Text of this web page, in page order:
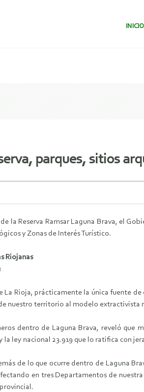
INICIO
parques, sitios
la Reserva Ramsar Laguna Brava, el
y Zonas de Interés Turístico.
Riojanas
Rioja, prácticamente la única fuente
nuestro territorio al modelo extractivista
dentro de Laguna Brava, reveló que
la ley nacional 23.919 que lo ratifica con
de lo que ocurre dentro de Laguna
en tres Departamentos de